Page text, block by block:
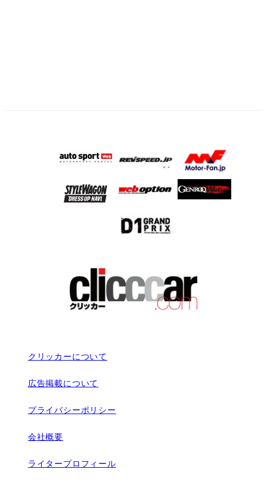
クリッカーについて
広告掲載について
プライバシーポリシー
会社概要
ライタープロフィール